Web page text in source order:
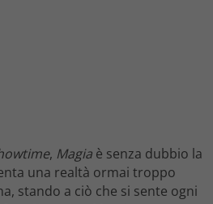
, Magia è senza dubbio la
una realtà ormai troppo
stando a ciò che si sente ogni